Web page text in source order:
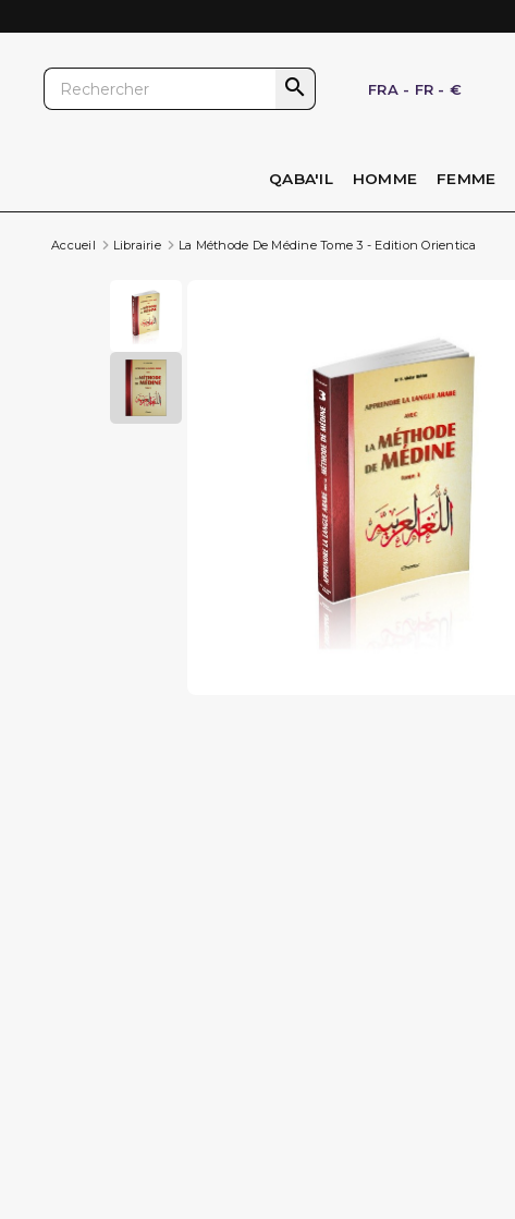
 FRA - FR - €
QABA'IL HOMME FEMME
Accueil Librairie La Méthode De Médine Tome 3 - Edition Orientica